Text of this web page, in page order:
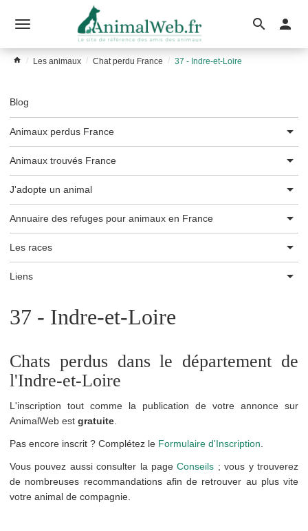
le
menu
Les animaux Chat perdu France 37 - Indre-et-Loire
Blog
Animaux perdus France
Animaux trouvés France
J'adopte un animal
Annuaire des refuges pour animaux en France
Les races
Liens
37 - Indre-et-Loire
Chats perdus dans le département de
l'Indre-et-Loire
L'inscription tout comme la publication de votre annonce sur
AnimalWeb est gratuite
Pas encore inscrit ? Complétez le Formulaire d'Inscription
Vous pouvez aussi consulter la pageConseils ; vous y trouverez
de nombreuses recommandations afin de retrouver au plus vite
votre animal de compagnie.